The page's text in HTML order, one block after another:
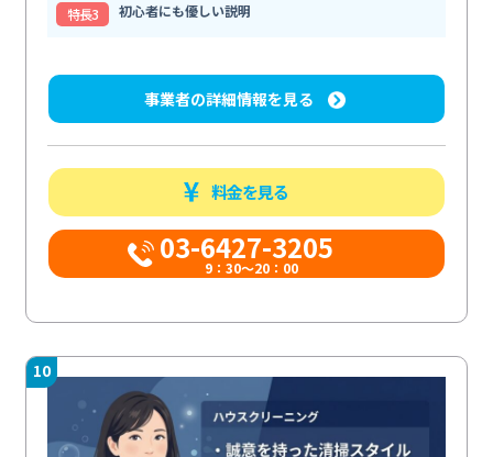
特⻑3
初心者にも優しい説明
事業者の詳細情報を見る
料金を見る
03-6427-3205
9：30～20：00
10